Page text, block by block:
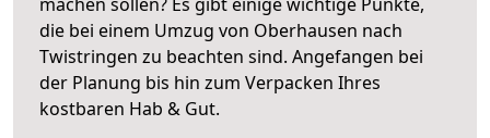
die bei einem Umzug von Oberhausen nach
Twistringen zu beachten sind. Angefangen bei
der Planung bis hin zum Verpacken Ihres
kostbaren Hab & Gut.